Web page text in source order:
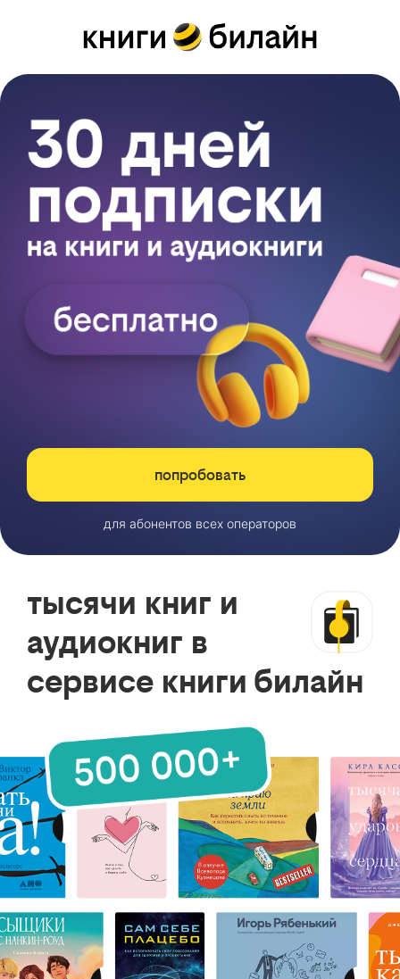
попробовать
для абонентов всех операторов
тысячи книг и
аудиокниг в
сервисе книги билайн